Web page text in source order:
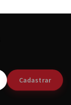
Cadastrar